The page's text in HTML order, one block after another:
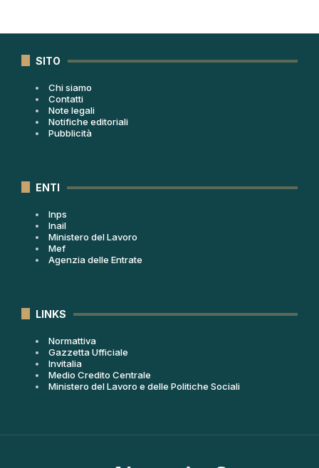
SITO
Chi siamo
Contatti
Note legali
Notifiche editoriali
Pubblicità
ENTI
Inps
Inail
Ministero del Lavoro
Mef
Agenzia delle Entrate
LINKS
Normattiva
Gazzetta Ufficiale
Invitalia
Medio Credito Centrale
Ministero del Lavoro e delle Politiche Sociali